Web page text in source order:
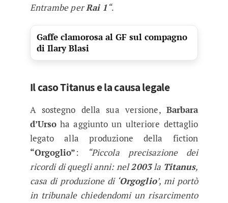
Entrambe perRai 1 “.
Gaffe clamorosa al GF sul compagno
di Ilary Blasi
Il caso Titanus e la causa legale
A sostegno della sua versione, Barbara
d’Urso ha aggiunto un ulteriore dettaglio
legato alla produzione della fiction
“Orgoglio”:
“Piccola precisazione dei
ricordi di quegli anni: nel2003la Titanus,
casa di produzione di ‘Orgoglio’, mi portò
in tribunale chiedendomi un risarcimento